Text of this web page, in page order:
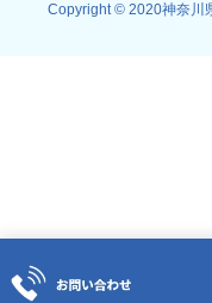
Copyright © 2020神奈川